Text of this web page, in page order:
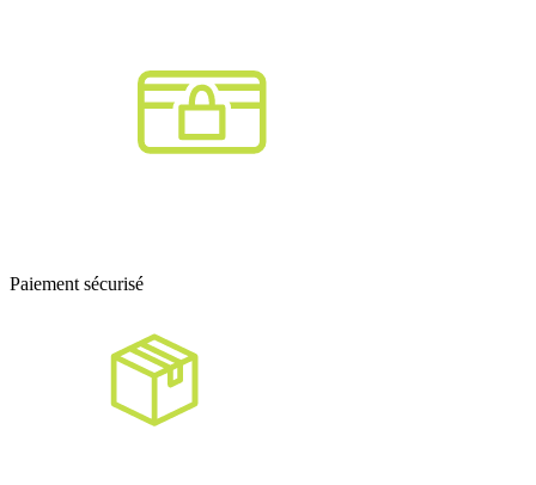
Paiement sécurisé